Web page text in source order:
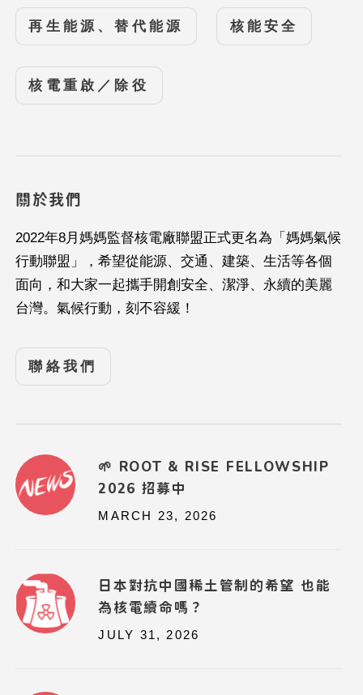
再生能源、替代能源 核能安全
核電重啟／除役
關於我們
2022年8月媽媽監督核電廠聯盟正式更名為「媽媽氣候
行動聯盟」，希望從能源、交通、建築、生活等各個
面向，和大家一起攜手開創安全、潔淨、永續的美麗
台灣。氣候行動，刻不容緩！
聯絡我們
🌱 ROOT & RISE FELLOWSHIP
2026 招募中
MARCH 23, 2026
日本對抗中國稀土管制的希望 也能
為核電續命嗎？
JULY 31, 2026